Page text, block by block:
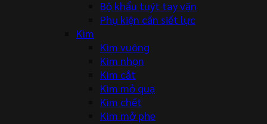
Bộ khẩu tuýt tay vặn
Phụ kiện cần siết lực
Kìm
Kìm vuông
Kìm nhọn
Kìm cắt
Kìm mỏ quạ
Kìm chết
Kìm mở phe